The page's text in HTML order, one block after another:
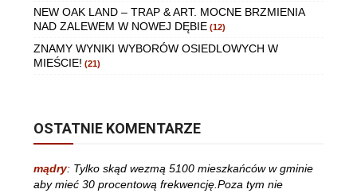
NEW OAK LAND – TRAP & ART. MOCNE BRZMIENIA
NAD ZALEWEM W NOWEJ DĘBIE (12)
ZNAMY WYNIKI WYBORÓW OSIEDLOWYCH W
MIEŚCIE! (21)
OSTATNIE KOMENTARZE
mądry: Tylko skąd wezmą 5100 mieszkańców w gminie
aby mieć 30 procentową frekwencję.Poza tym nie